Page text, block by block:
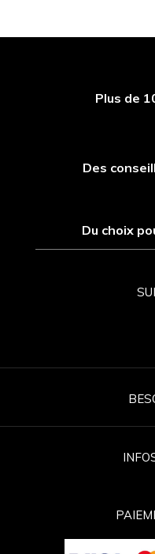
Plus de
Des
Du choix